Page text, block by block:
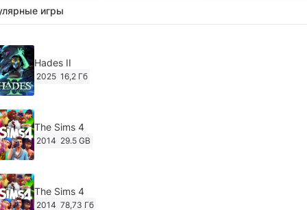
игры
Hades II
2025 16,2 Гб
The Sims 4
2014 29.5 GB
The Sims 4
2014 78,73 Гб